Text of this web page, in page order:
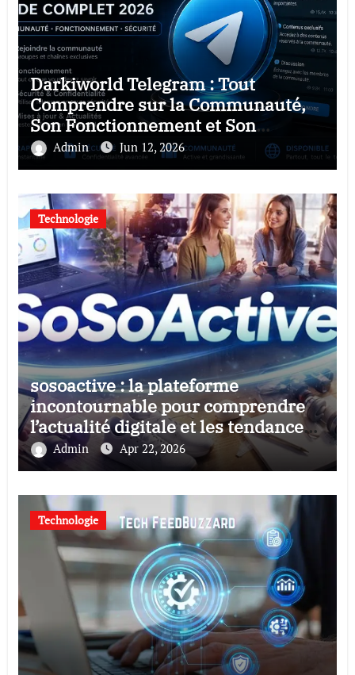
Darkiworld Telegram : Tout
Comprendre sur la Communauté,
Son Fonctionnement et Son
Popularité en 2026
Admin Jun 12, 2026
Technologie
sosoactive : la plateforme
incontournable pour comprendre
l’actualité digitale et les tendances
culturelles
Admin Apr 22, 2026
Technologie